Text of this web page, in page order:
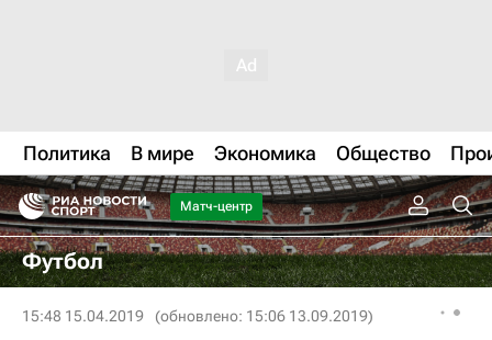
Политика В мире Экономика Общество
Матч-центр
Футбол
15:48 15.04.2019 (обновлено: 15:06 13.09.2019)